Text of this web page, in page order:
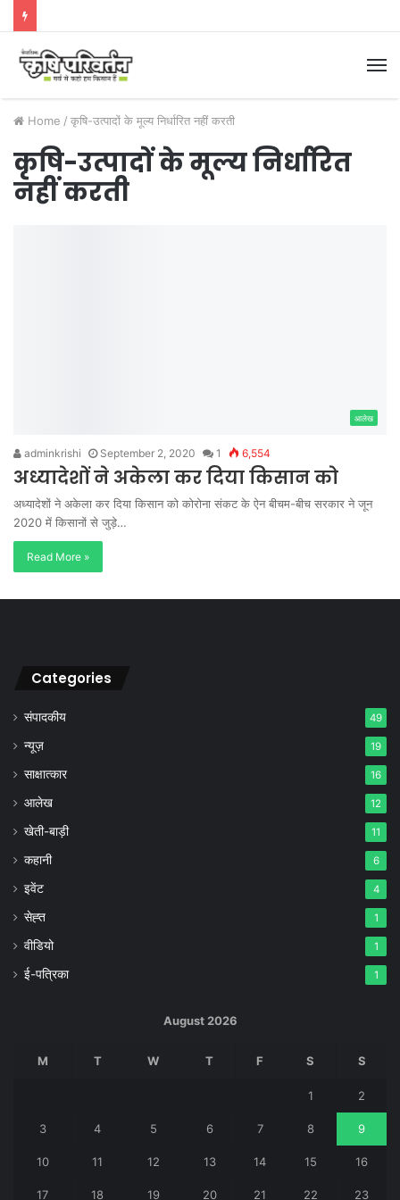
Home / कृषि-उत्पादों के मूल्य निर्धारित नहीं करती
कृषि-उत्पादों के मूल्य निर्धारित
नहीं करती
आलेख
adminkrishi September 2, 2020 1 6,554
अध्यादेशों ने अकेला कर दिया किसान को
अध्यादेशों ने अकेला कर दिया किसान को कोरोना संकट के ऐन बीचम-बीच सरकार ने जून
2020 में किसानों से जुड़े…
Read More »
Categories
संपादकीय 49
न्यूज़ 19
साक्षात्कार 16
आलेख 12
खेती-बाड़ी 11
कहानी 6
इवेंट 4
सेह्त 1
वीडियो 1
ई-पत्रिका 1
August 2026
M T W T F S S
1 2
3 4 5 6 7 8 9
10 11 12 13 14 15 16
17 18 19 20 21 22 23